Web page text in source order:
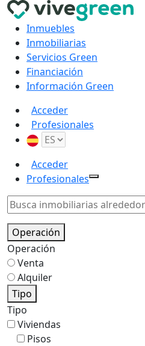
Inmuebles
Inmobiliarias
Servicios Green
Financiación
Información Green
Acceder
Profesionales
Acceder
Profesionales
Operación
Operación
Venta
Alquiler
Tipo
Tipo
Viviendas
Pisos